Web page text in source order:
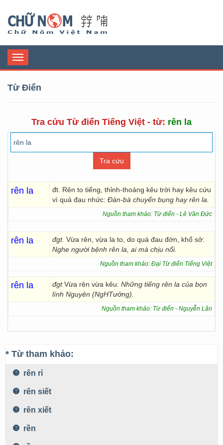
Toggle
navigation
Từ Điển
Tra cứu Từ điển Tiếng Việt - từ: rên la
rên la
đt. Rên to tiếng, thỉnh-thoảng kêu trời hay kêu cứu
vì quá đau nhức: Đàn-bà chuyển bụng hay rên la.
Nguồn tham khảo: Từ điển - Lê Văn Đức
rên la đgt. Vừa rên, vừa la to, do quá đau đớn, khổ sở:
Nghe người bệnh rên la, ai mà chịu nổi.
Nguồn tham khảo: Đại Từ điển Tiếng Việt
rên la đgtVừa rên vừa kêu: Những tiếng rên la của bọn
lính Nguyên (NgHTưởng).
Nguồn tham khảo: Từ điển - Nguyễn Lân
* Từ tham khảo:
rên rỉ
rên siết
rên xiết
rền